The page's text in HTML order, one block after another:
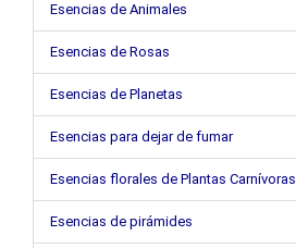
Esencias de Animales
Esencias de Rosas
Esencias de Planetas
Esencias para dejar de fumar
Esencias florales de Plantas Carnívoras
Esencias de pirámides